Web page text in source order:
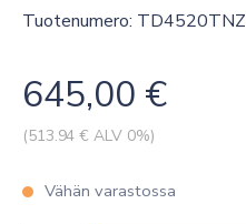
Tuotenumero:
645,00 €
(513.94 € ALV 0%)
Vähän varastossa